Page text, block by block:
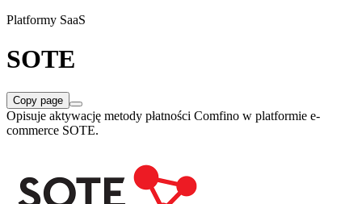
Platformy SaaS
SOTE
Copy page
Opisuje aktywację metody płatności Comfino w platformie e-
commerce SOTE.